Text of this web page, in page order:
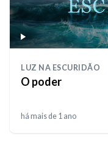
LUZ NA ESCURIDÃO
O poder
há mais de 1 ano